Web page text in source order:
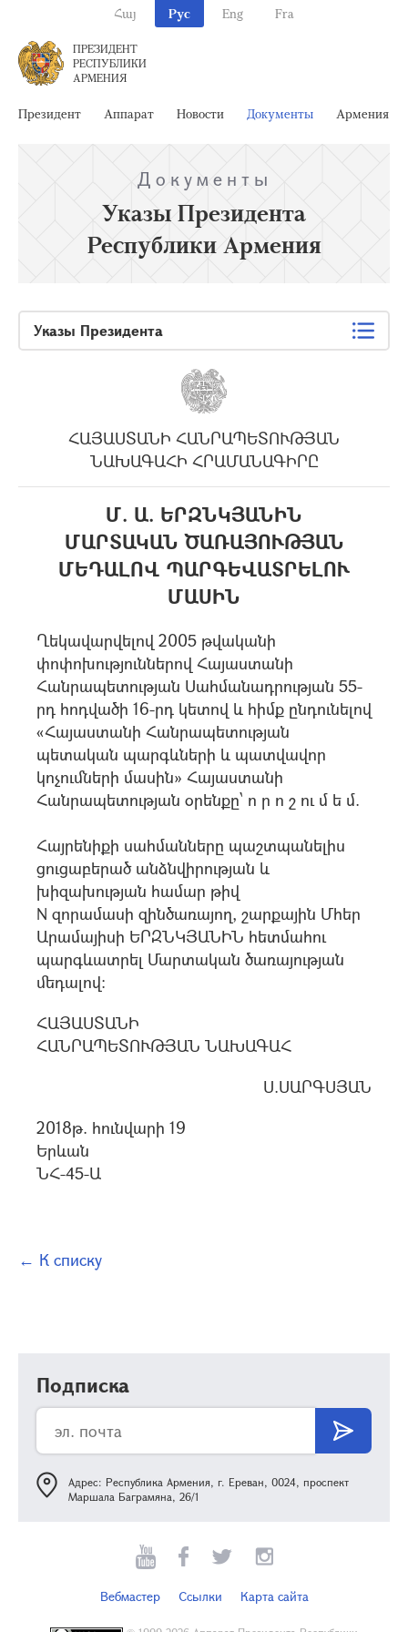
Հայ Рус Eng Fra
ПРЕЗИДЕНТ
РЕСПУБЛИКИ
АРМЕНИЯ
Президент Аппарат Новости Документы Армения
Документы
Указы Президента
Республики Армения
Указы Президента
ՀԱՅԱՍՏԱՆԻ ՀԱՆՐԱՊԵՏՈՒԹՅԱՆ
ՆԱԽԱԳԱՀԻ ՀՐԱՄԱՆԱԳԻՐԸ
Մ. Ա. ԵՐԶՆԿՅԱՆԻՆ
ՄԱՐՏԱԿԱՆ ԾԱՌԱՅՈՒԹՅԱՆ
ՄԵԴԱԼՈՎ ՊԱՐԳԵՎԱՏՐԵԼՈՒ
ՄԱՍԻՆ
Ղեկավարվելով 2005 թվականի
փոփոխություններով Հայաստանի
Հանրապետության Սահմանադրության 55-
րդ հոդվածի 16-րդ կետով և հիմք ընդունելով
«Հայաստանի Հանրապետության
պետական պարգևների և պատվավոր
կոչումների մասին» Հայաստանի
Հանրապետության օրենքը՝ ո ր ո շ ու մ ե մ.
Հայրենիքի սահմանները պաշտպանելիս
ցուցաբերած անձնվիրության և
խիզախության համար թիվ
N զորամասի զինծառայող, շարքային Մհեր
Արամայիսի ԵՐԶՆԿՅԱՆԻՆ հետմահու
պարգևատրել Մարտական ծառայության
մեդալով:
ՀԱՅԱՍՏԱՆԻ
ՀԱՆՐԱՊԵՏՈՒԹՅԱՆ ՆԱԽԱԳԱՀ
Ս.ՍԱՐԳՍՅԱՆ
2018թ. հունվարի 19
Երևան
ՆՀ-45-Ա
← К списку
Подписка
Адрес: Республика Армения, г. Ереван, 0024, проспект
Маршала Баграмяна, 26/1
Вебмастер Ссылки Карта сайта